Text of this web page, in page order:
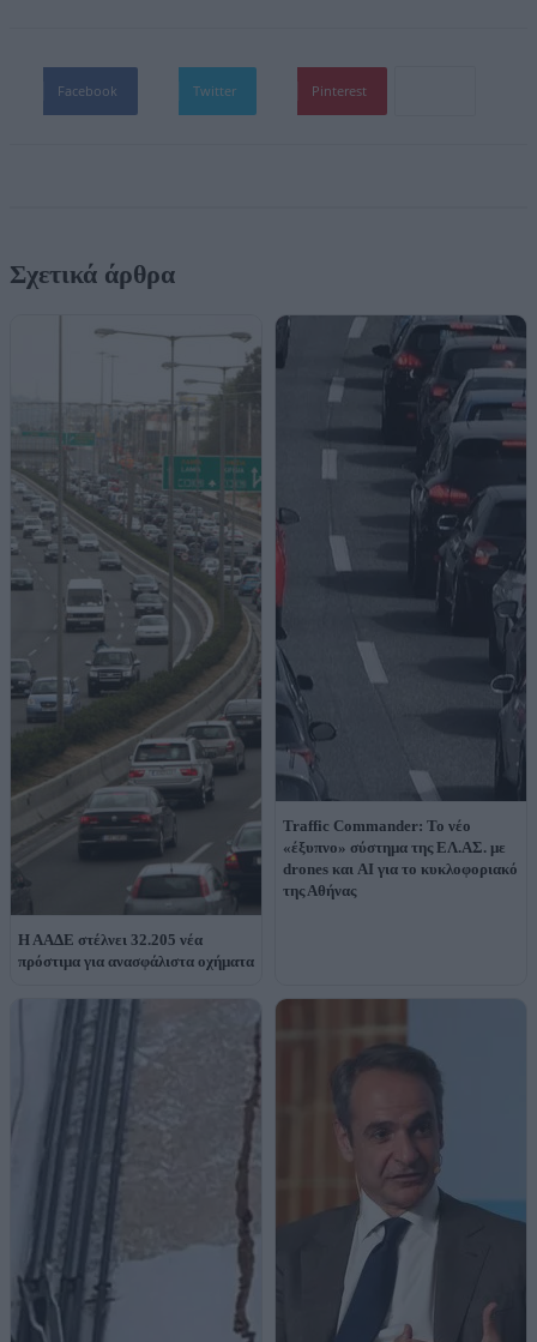
Facebook Twitter Pinterest
Σχετικά άρθρα
Η ΑΑΔΕ στέλνει 32.205 νέα
πρόστιμα για ανασφάλιστα οχήματα
Traffic Commander: Το νέο
«έξυπνο» σύστημα της ΕΛ.ΑΣ. με
drones και AI για το κυκλοφοριακό
της Αθήνας